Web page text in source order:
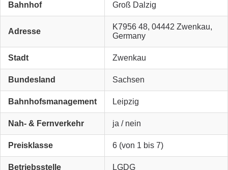
Bahnhof Groß Dalzig
Adresse
K7956 48, 04442 Zwenkau,
Germany
Stadt Zwenkau
Bundesland Sachsen
Bahnhofsmanagement Leipzig
Nah- & Fernverkehr ja / nein
Preisklasse 6 (von 1 bis 7)
Betriebsstelle LGDG